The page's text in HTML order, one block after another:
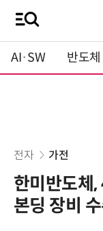
AI·SW 반도체
전자 가전
한미반도체
본딩 장비